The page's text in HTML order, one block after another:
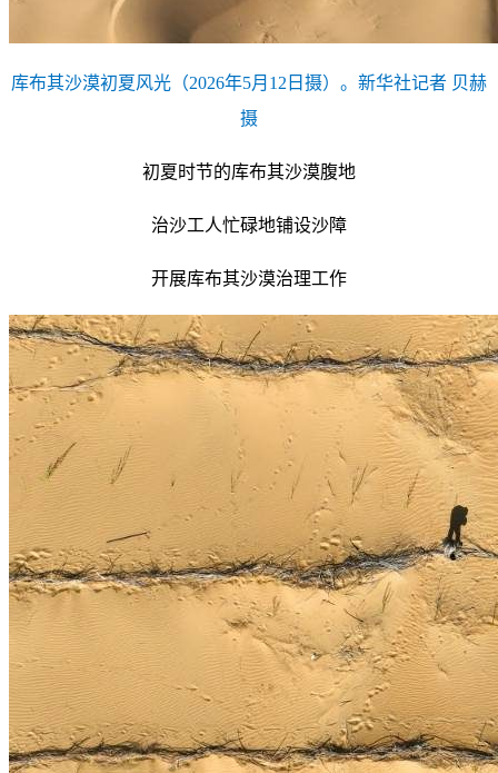
库布其沙漠初夏风光（2026年5月12日摄）。新华社记者 贝赫
摄
初夏时节的库布其沙漠腹地
治沙工人忙碌地铺设沙障
开展库布其沙漠治理工作